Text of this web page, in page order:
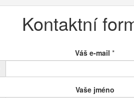
Kontaktní
Váš e-mail *
Vaše jméno